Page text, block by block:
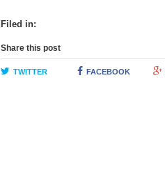
Filed in:
Share this post
TWITTER FACEBOOK